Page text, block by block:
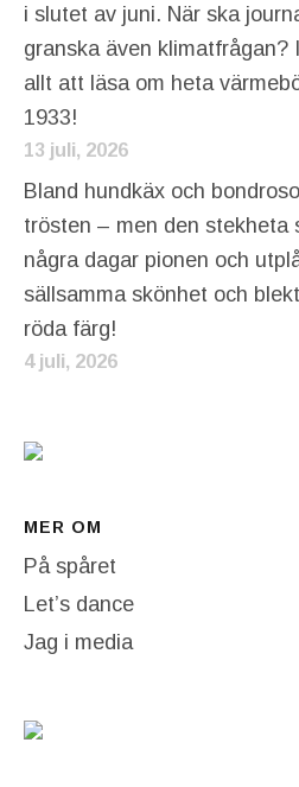
i slutet av juni. När ska
granska även klimatfrågan?
allt att läsa om heta
1933!
13 juli, 2026
Bland hundkäx och
trösten – men den stekheta
några dagar pionen och
sällsamma skönhet och
röda färg!
4 juli, 2026
MER OM
På spåret
Let’s dance
Jag i media